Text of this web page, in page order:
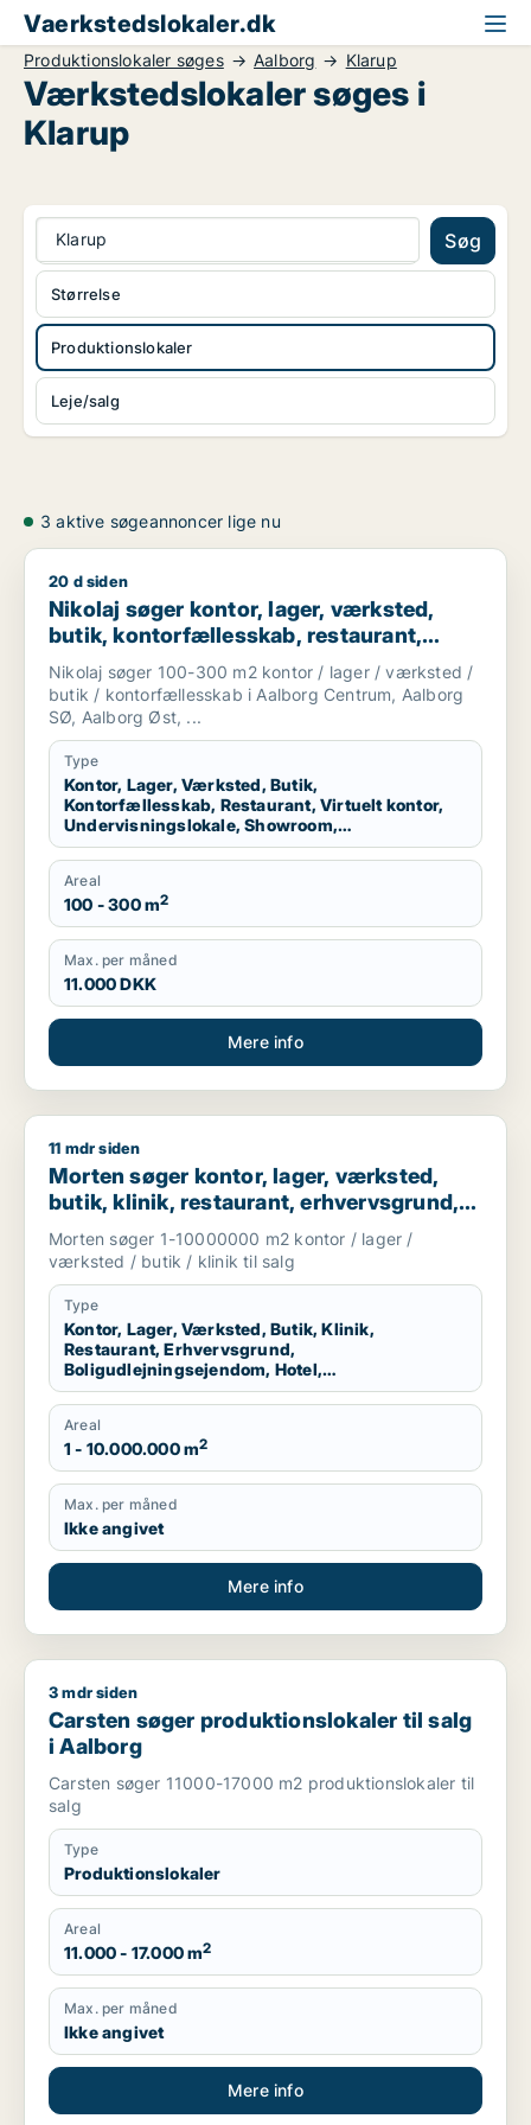
Vaerkstedslokaler.dk
Produktionslokaler søges Aalborg Klarup
Værkstedslokaler søges i
Klarup
Klarup Søg
Produktionslokaler
Leje/salg
Størrelse
3 aktive søgeannoncer lige nu
Nikolaj søger kontor, lager, værksted, butik,
20 d siden
Nikolaj søger kontor, lager, værksted,
butik, kontorfællesskab, restaurant,
virtuelt kontor, undervisningslokale,
showroom, erhvervsgrund,
produktionslokaler eller garage til leje i
Aalborg Centrum, Aalborg SØ eller
Aalborg Øst m.fl.
Nikolaj søger 100-300 m2 kontor / lager / værksted /
butik / kontorfællesskab i Aalborg Centrum, Aalborg
SØ, Aalborg Øst, ...
Type
Kontor, Lager, Værksted, Butik,
Kontorfællesskab, Restaurant, Virtuelt kontor,
Undervisningslokale, Showroom,
Erhvervsgrund, Produktionslokaler, Garage
Areal
100 - 300 m2
Max. per måned
11.000 DKK
Mere info
Morten søger kontor, lager, værksted, butik, klinik,
11 mdr siden
Morten søger kontor, lager, værksted,
butik, klinik, restaurant, erhvervsgrund,
boligudlejningsejendom, hotel eller
produktionslokaler til salg i Region
Nordjylland
Morten søger 1-10000000 m2 kontor / lager /
værksted / butik / klinik til salg
Type
Kontor, Lager, Værksted, Butik, Klinik,
Restaurant, Erhvervsgrund,
Boligudlejningsejendom, Hotel,
Produktionslokaler
Areal
1 - 10.000.000 m2
Max. per måned
Ikke angivet
Mere info
Carsten søger produktionslokaler til salg i Aalborg
3 mdr siden
Carsten søger produktionslokaler til salg
i Aalborg
Carsten søger 11000-17000 m2 produktionslokaler til
salg
Type
Produktionslokaler
Areal
11.000 - 17.000 m2
Max. per måned
Ikke angivet
Mere info